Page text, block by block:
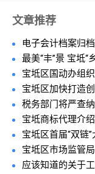
文章推荐
电子会计档案归
最美“丰”景 宝坻“
宝坻区国动办组
宝坻区加快打造
税务部门将严查
宝坻商标代理介
宝坻区首届“双链
宝坻区市场监管
应该知道的关于